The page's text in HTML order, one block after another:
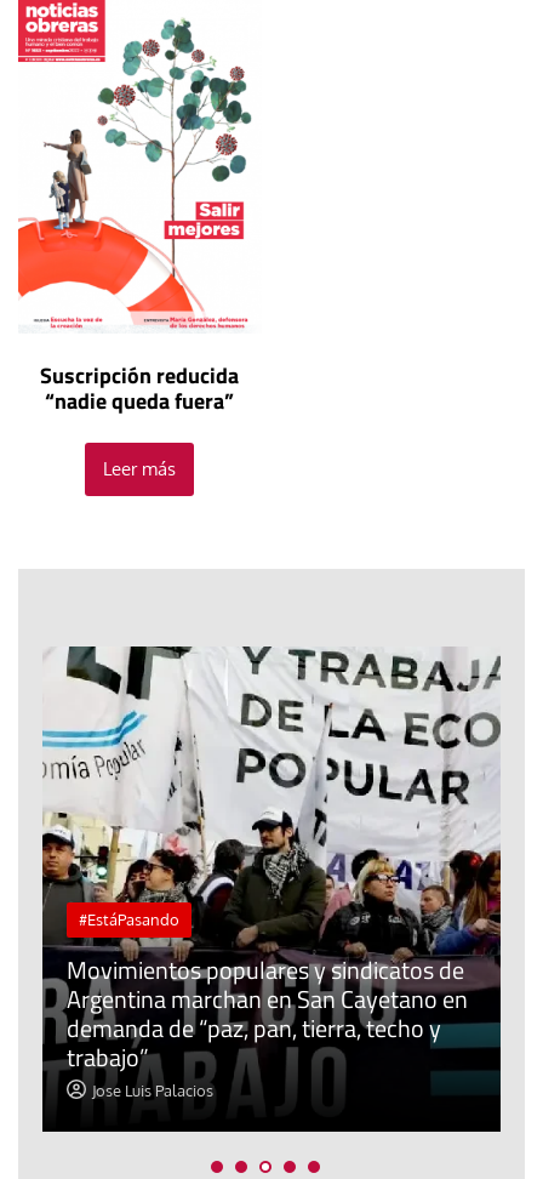
Suscripción reducida
“nadie queda fuera”
Leer más
#EstáPasando
Movimientos populares y sindicatos de
Argentina marchan en San Cayetano en
demanda de “paz, pan, tierra, techo y
trabajo”
Jose Luis Palacios